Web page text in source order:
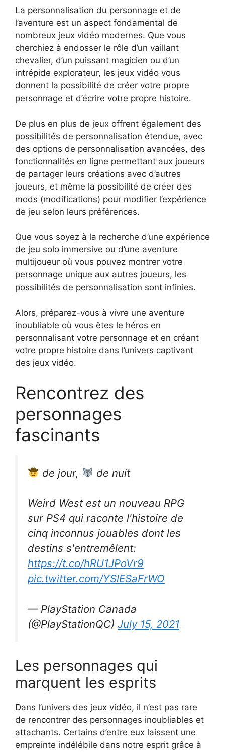
La personnalisation du personnage et de
l’aventure est un aspect fondamental de
nombreux jeux vidéo modernes. Que vous
cherchiez à endosser le rôle d’un vaillant
chevalier, d’un puissant magicien ou d’un
intrépide explorateur, les jeux vidéo vous
donnent la possibilité de créer votre propre
personnage et d’écrire votre propre histoire.
De plus en plus de jeux offrent également des
possibilités de personnalisation étendue, avec
des options de personnalisation avancées, des
fonctionnalités en ligne permettant aux joueurs
de partager leurs créations avec d’autres
joueurs, et même la possibilité de créer des
mods (modifications) pour modifier l’expérience
de jeu selon leurs préférences.
Que vous soyez à la recherche d’une expérience
de jeu solo immersive ou d’une aventure
multijoueur où vous pouvez montrer votre
personnage unique aux autres joueurs, les
possibilités de personnalisation sont infinies.
Alors, préparez-vous à vivre une aventure
inoubliable où vous êtes le héros en
personnalisant votre personnage et en créant
votre propre histoire dans l’univers captivant
des jeux vidéo.
Rencontrez des
personnages
fascinants
de jour, de nuit
Weird West est un nouveau RPG
sur PS4 qui raconte l'histoire de
cinq inconnus jouables dont les
destins s'entremêlent:
https://t.co/hRU1JPoVr9
pic.twitter.com/YSlESaFrWO
— PlayStation Canada
(@PlayStationQC) July 15, 2021
Les personnages qui
marquent les esprits
Dans l’univers des jeux vidéo, il n’est pas rare
de rencontrer des personnages inoubliables et
attachants. Certains d’entre eux laissent une
empreinte indélébile dans notre esprit grâce à